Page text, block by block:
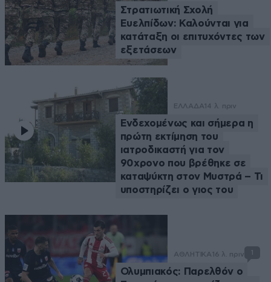
Στρατιωτική Σχολή
Ευελπίδων: Καλούνται για
κατάταξη οι επιτυχόντες των
εξετάσεων
ΕΛΛΑΔΑ 14 λ. πριν
Ενδεχομένως και σήμερα η
πρώτη εκτίμηση του
ιατροδικαστή για τον
90χρονο που βρέθηκε σε
καταψύκτη στον Μυστρά – Τι
υποστηρίζει ο γιος του
ΑΘΛΗΤΙΚΑ 16 λ. πριν 1
Ολυμπιακός: Παρελθόν ο